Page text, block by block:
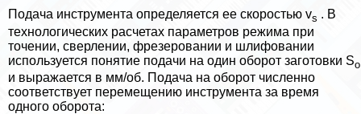
Подача инструмента определяется ее скоростью vs . В
технологических расчетах параметров режима при
точении, сверлении, фрезеровании и шлифовании
используется понятие подачи на один оборот заготовки So
и выражается в мм/об. Подача на оборот численно
соответствует перемещению инструмента за время
одного оборота: